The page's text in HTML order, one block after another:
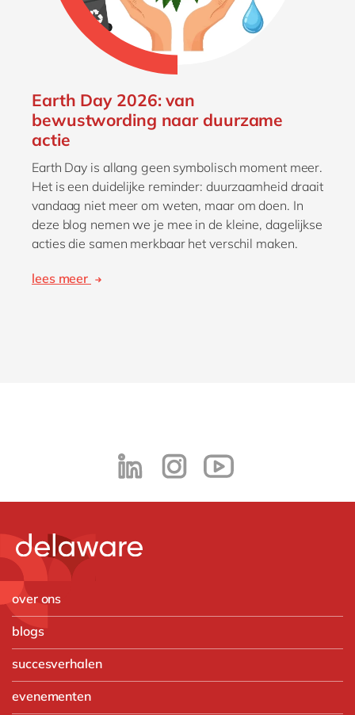
Earth Day 2026: van
bewustwording naar duurzame
actie
Earth Day is allang geen symbolisch moment meer.
Het is een duidelijke reminder: duurzaamheid draait
vandaag niet meer om weten, maar om doen. In
deze blog nemen we je mee in de kleine, dagelijkse
acties die samen merkbaar het verschil maken.
lees meer
over ons
blogs
succesverhalen
evenementen